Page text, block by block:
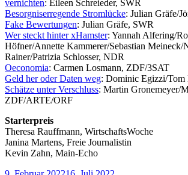
vernichten: Eileen Schreieder, SWR
Besorgniserregende Stromlücke: Julian Gräfe/
Fake Bewertungen: Julian Gräfe, SWR
Wer steckt hinter xHamster: Yannah Alfering/
Höfner/Annette Kammerer/Sebastian Meineck/
Rainer/Patrizia Schlosser, NDR
Oeconomia: Carmen Losmann, ZDF/3SAT
Geld her oder Daten weg: Dominic Egizzi/Tom
Schätze unter Verschluss: Martin Gronemeyer/
ZDF/ARTE/ORF
Starterpreis
Theresa Rauffmann, WirtschaftsWoche
Janina Martens, Freie Journalistin
Kevin Zahn, Main-Echo
Veröffentlicht